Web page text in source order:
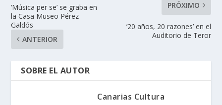
‘Música per se’ se graba en
la Casa Museo Pérez
Galdós
ANTERIOR
PRÓXIMO
’20 años, 20 razones’ en el
Auditorio de Teror
SOBRE EL AUTOR
Canarias Cultura